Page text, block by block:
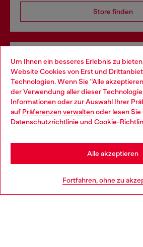
Um Ihnen ein besseres Erlebnis zu
Website Cookies von Erst und
Technologien. Wenn Sie "Alle
der Verwendung aller dieser
Informationen oder zur Auswahl Ihrer
auf Präferenzen verwaltenoder lesen Sie
Datenschutzrichtlinieund Cookie-
Fortfahren, ohne zu
Alle akzeptieren
Store finden
Omnichannel-Services
Entdecke unser gesamtes Service-
im Store.
Mehr erfahren
Choose your location
You are currently browsing Schweiz
may be based in United States